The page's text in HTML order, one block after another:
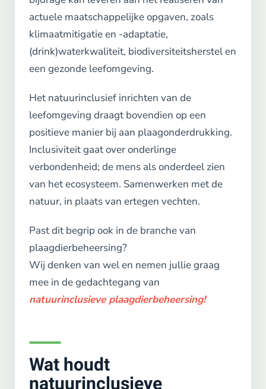
actuele maatschappelijke opgaven, zoals
klimaatmitigatie en -adaptatie,
(drink)waterkwaliteit, biodiversiteitsherstel en
een gezonde leefomgeving.
Het natuurinclusief inrichten van de
leefomgeving draagt bovendien op een
positieve manier bij aan plaagonderdrukking.
Inclusiviteit gaat over onderlinge
verbondenheid; de mens als onderdeel zien
van het ecosysteem. Samenwerken met de
natuur, in plaats van ertegen vechten.
Past dit begrip ook in de branche van
plaagdierbeheersing?
Wij denken van wel en nemen jullie graag
mee in de gedachtegang van
natuurinclusieve plaagdierbeheersing!
Wat houdt